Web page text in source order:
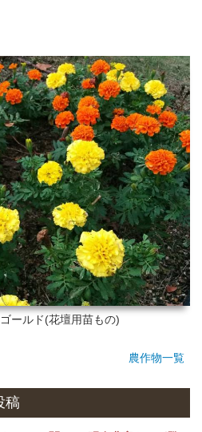
ールド(花壇用苗もの)
農作物一覧
稿